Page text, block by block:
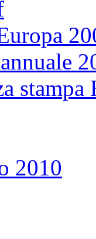
2010